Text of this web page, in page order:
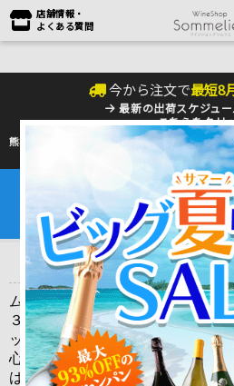
店舗情報・
よくある質問
今から注文で最短8
最新の出荷スケジュ
こちらをクリ
熊本地震の影響により九州への配送に遅れが
のHP
をご確認下
夏季の配送は『クール便』のご
ワインは25℃以上で劣化するデ
6～9月はワインを守るためにも
トップ ＞産地で探す ＞フランス ＞ボ
＞シャトー・ラ・フルール・ミロン
ムートン、ラフィット、ラトゥー
３つを抱える、ボルドーの中でも
ック村」。このＡＯＣポイヤック
心躍るのがボルドー好きですが、
は、ポイヤックの中でもあのムー